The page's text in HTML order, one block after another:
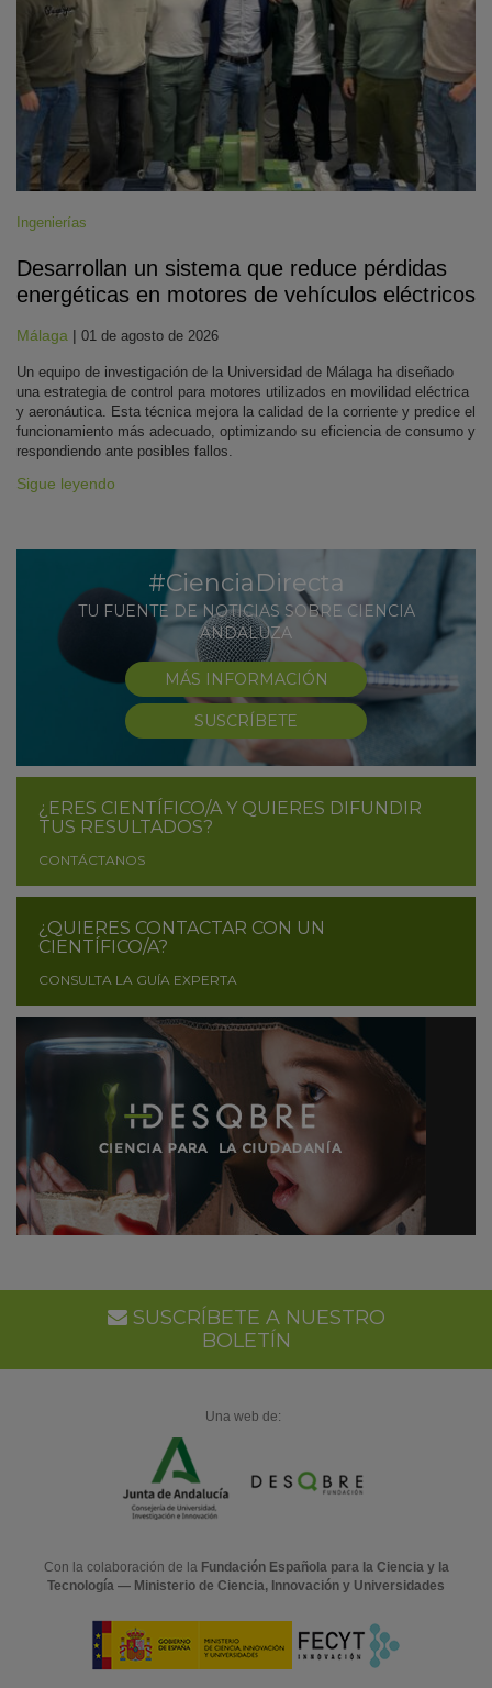
Ingenierías
Desarrollan un sistema que reduce pérdidas
energéticas en motores de vehículos eléctricos
Málaga | 01 de agosto de 2026
Un equipo de investigación de la Universidad de Málaga ha diseñado
una estrategia de control para motores utilizados en movilidad eléctrica
y aeronáutica. Esta técnica mejora la calidad de la corriente y predice el
funcionamiento más adecuado, optimizando su eficiencia de consumo y
respondiendo ante posibles fallos.
Sigue leyendo
#CienciaDirecta
TU FUENTE DE NOTICIAS SOBRE CIENCIA
ANDALUZA
MÁS INFORMACIÓN
SUSCRÍBETE
¿ERES CIENTÍFICO/A Y QUIERES DIFUNDIR
TUS RESULTADOS?
CONTÁCTANOS
¿QUIERES CONTACTAR CON UN
CIENTÍFICO/A?
CONSULTA LA GUÍA EXPERTA
SUSCRÍBETE A NUESTRO
BOLETÍN
Una web de:
Con la colaboración de la Fundación Española para la Ciencia y la
Tecnología — Ministerio de Ciencia, Innovación y Universidades